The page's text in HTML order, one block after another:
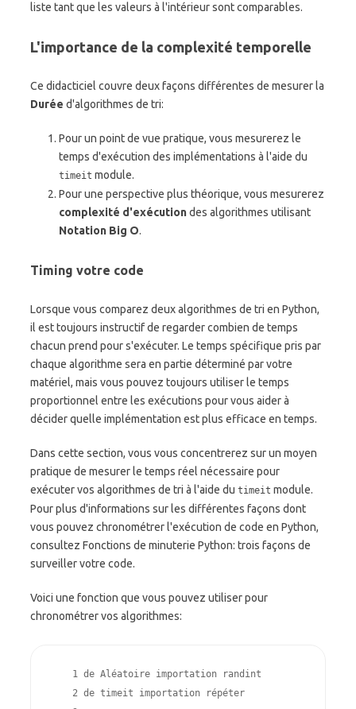
liste tant que les valeurs à l'intérieur sont comparables.
L'importance de la complexité temporelle
Ce didacticiel couvre deux façons différentes de mesurer la
Durée d'algorithmes de tri:
Pour un point de vue pratique, vous mesurerez le
temps d'exécution des implémentations à l'aide du
timeit module.
Pour une perspective plus théorique, vous mesurerez
complexité d'exécutiondes algorithmes utilisant
Notation Big O.
Timing votre code
Lorsque vous comparez deux algorithmes de tri en Python,
il est toujours instructif de regarder combien de temps
chacun prend pour s'exécuter. Le temps spécifique pris par
chaque algorithme sera en partie déterminé par votre
matériel, mais vous pouvez toujours utiliser le temps
proportionnel entre les exécutions pour vous aider à
décider quelle implémentation est plus efficace en temps.
Dans cette section, vous vous concentrerez sur un moyen
pratique de mesurer le temps réel nécessaire pour
exécuter vos algorithmes de tri à l'aide du timeit module.
Pour plus d'informations sur les différentes façons dont
vous pouvez chronométrer l'exécution de code en Python,
consultez Fonctions de minuterie Python: trois façons de
surveiller votre code.
Voici une fonction que vous pouvez utiliser pour
chronométrer vos algorithmes:
    1
de Aléatoire importation
randint
    2
de timeit importation
répéter